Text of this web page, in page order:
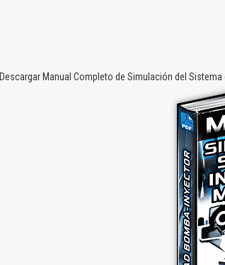
Descargar Manual Completo de Simulación del